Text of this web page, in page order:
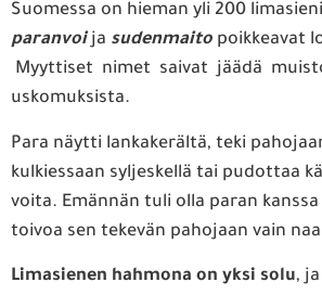
Suomessa on hieman yli 200
paranvoi ja sudenmaito poikkeavat
Myyttiset nimet saivat jäädä
uskomuksista.
Para näytti lankakerältä, teki
kulkiessaan syljeskellä tai pudottaa
voita. Emännän tuli olla paran
toivoa sen tekevän pahojaan vain
Limasienen hahmona on yksi solu,